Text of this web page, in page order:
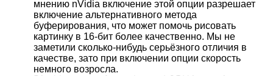
мнению nVidia включение этой опции разрешает
включение альтернативного метода
буферирования, что может помочь рисовать
картинку в 16-бит более качественно. Мы не
заметили сколько-нибудь серьёзного отличия в
качестве, зато при включении опции скорость
немного возросла.